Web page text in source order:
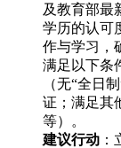
及教育部最
学历的认可
作与学习，
满足以下条
（无“全日
证；满足其
等）。
建议行动